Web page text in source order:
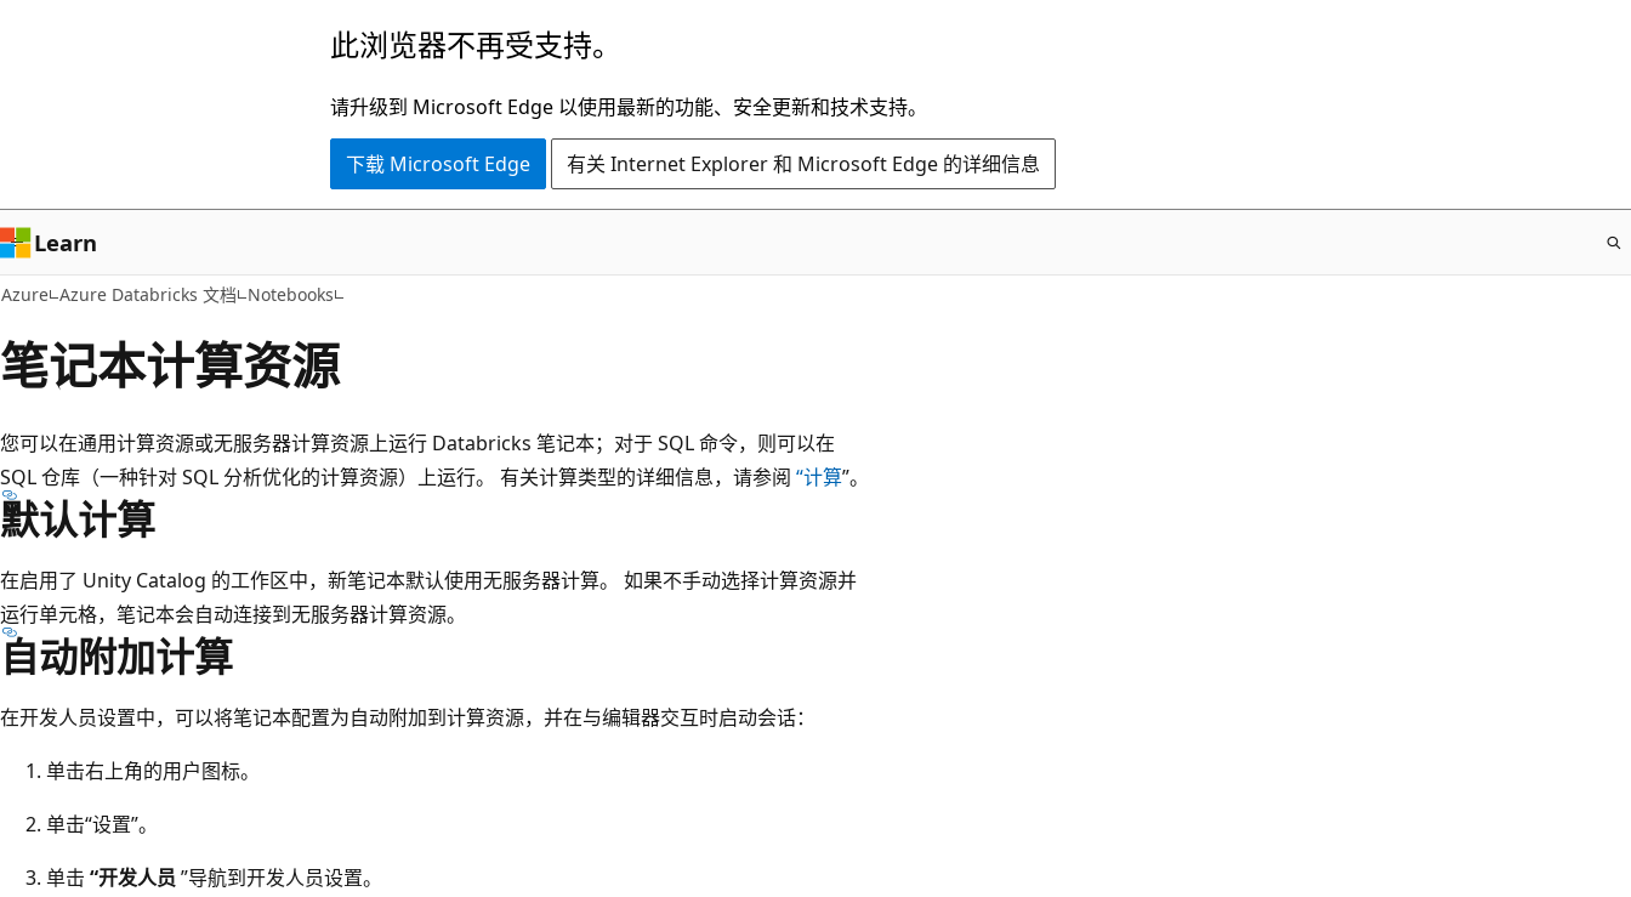
容
此浏览器不再受支持。
请升级到 Microsoft Edge 以使用最新的功能、安全更新和技术支持。
下载 Microsoft Edge 有关 Internet Explorer 和 Microsoft Edge 的详细信息
Learn
Azure Azure Databricks 文档 Notebooks
笔记本计算资源
您可以在通用计算资源或无服务器计算资源上运行 Databricks 笔记本；对于 SQL 命令，则可以在
SQL 仓库（一种针对 SQL 分析优化的计算资源）上运行。 有关计算类型的详细信息，请参阅 “计算”。
默认计算
在启用了 Unity Catalog 的工作区中，新笔记本默认使用无服务器计算。 如果不手动选择计算资源并
运行单元格，笔记本会自动连接到无服务器计算资源。
自动附加计算
在开发人员设置中，可以将笔记本配置为自动附加到计算资源，并在与编辑器交互时启动会话：
单击右上角的用户图标。
单击“设置”。
单击 “开发人员 ”导航到开发人员设置。